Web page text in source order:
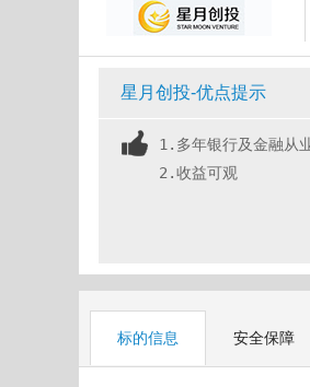
星月创投-优点提示
1.多年银行及金融从
2.收益可观
标的信息 安全保障